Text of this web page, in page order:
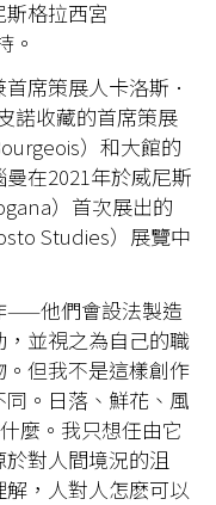
格拉西宮
。
席策展人卡洛斯．
諾收藏的首席策展
）和大館的
在2021年於威尼斯
）首次展出的
Studies）展覽中
——他們會設法製造
並視之為自己的職
但我不是這樣創作
。日落、鮮花、風
麼。我只想任由它
對人間境況的沮
，人對人怎麽可以